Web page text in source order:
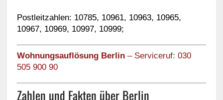
Postleitzahlen: 10785, 10961, 10963, 10965,
10967, 10969, 10997, 10999;
Wohnungsauflösung Berlin– Serviceruf: 030
505 900 90
Zahlen und Fakten über Berlin